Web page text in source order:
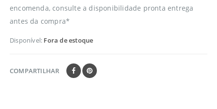
encomenda, consulte a disponibilidade pronta entrega
antes da compra*
Disponível: Fora de estoque
COMPARTILHAR